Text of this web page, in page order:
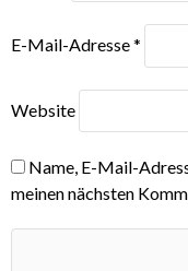
E-Mail-Adresse*
Website
Name, E-Mail-
meinen nächsten